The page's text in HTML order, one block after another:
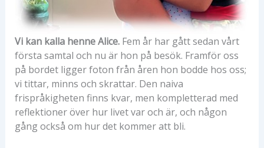
Vi kan kalla henne Alice.Fem år har gått sedan vårt
första samtal och nu är hon på besök. Framför oss
på bordet ligger foton från åren hon bodde hos oss;
vi tittar, minns och skrattar. Den naiva
frispråkigheten finns kvar, men kompletterad med
reflektioner över hur livet var och är, och någon
gång också om hur det kommer att bli.